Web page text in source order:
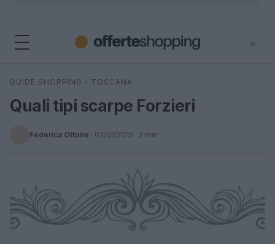
⌕
Cerca
GUIDE SHOPPING › TOSCANA
Quali tipi scarpe Forzieri
Federica Ottone · 02/01/2015 · 2 min